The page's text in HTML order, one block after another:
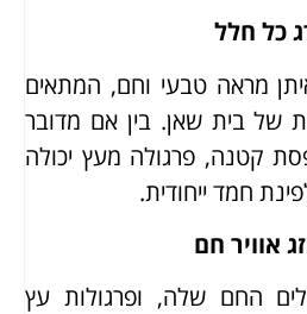
כל חלל
מראה טבעי וחם, המתאים
של בית שאן. בין אם מדובר
קטנה, פרגולה מעץ יכולה
חמד ייחודית.
אוויר חם
החם שלה, ופרגולות עץ